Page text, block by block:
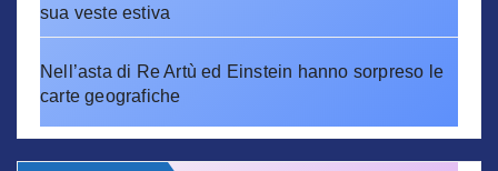
sua veste estiva
Nell’asta di Re Artù ed Einstein hanno sorpreso le
carte geografiche